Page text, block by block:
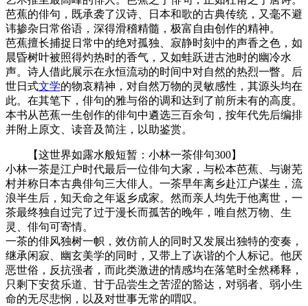
芭蕉的俳句，既承袭了汉诗、日本和歌的古典传统，又毫不避
讳掺杂日常俗语，深得滑稽精髓，极富自由创作的精神。
芭蕉擅长捕捉日常中的绝对孤独、寂静时刻中的声香之色，如
晨昏树叶被照得灼热时的香气，又如蛙跃进古池时的幽冷水
声。诗人借此展示在永恒流动的时间中对自然的热烈一瞥。后
世日式文学的物哀精神，对自然万物的灵敏感性，其源头均在
此。在其笔下，俳句的雅与俗的调和达到了前所未有的高度。
本书从芭蕉一生创作的俳句中遴选三百余句，按年代先后编排
并附上原文、读音及简注，以助鉴赏。
【这世界如露水般短暂：小林一茶俳句300】
小林一茶是江户时代最后一位俳句大家，与松本芭蕉、与谢芜
村并称日本古典俳句三大俳人。一茶早年离乡赴江户谋生，流
浪半生后，知天命之年返乡成家。然而亲人均先于他离世，一
茶最终独自过完了过于漫长而孤苦的晚年，唯自然万物、生
灵、俳句可寄情。
一茶的俳风独树一帜，效仿前人的同时又发展出独特的变奏，
继承闲寂、幽玄美学的同时，又带上了诙谐的个人标记。他厌
恶世俗，反抗强者，而此类激进的情感均在落笔时全然稀释，
只剩下安贫乐道、甘于品尝生之苦涩的豁达，对弱者、弱小生
命的无尽悲悯，以及对世事无常的喟叹。